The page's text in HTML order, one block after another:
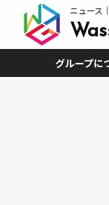
ニュース
グループに